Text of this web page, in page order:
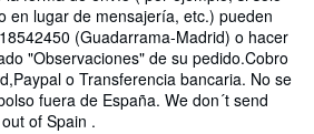
en lugar de mensajería, etc.) pueden
(Guadarrama-Madrid) o hacer
"Observaciones" de su pedido.Cobro
o Transferencia bancaria. No se
fuera de España. We don´t send
of Spain .